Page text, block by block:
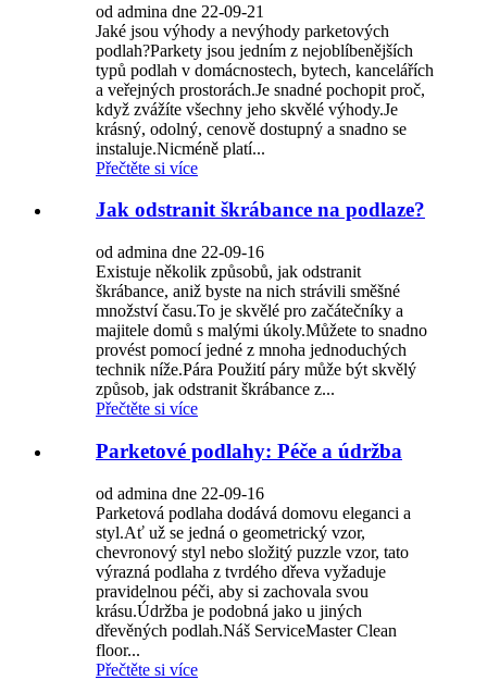
od admina dne 22-09-21
Jaké jsou výhody a nevýhody parketových
podlah?Parkety jsou jedním z nejoblíbenějších
typů podlah v domácnostech, bytech, kancelářích
a veřejných prostorách.Je snadné pochopit proč,
když zvážíte všechny jeho skvělé výhody.Je
krásný, odolný, cenově dostupný a snadno se
instaluje.Nicméně platí...
Přečtěte si více
Jak odstranit škrábance na podlaze?
od admina dne 22-09-16
Existuje několik způsobů, jak odstranit
škrábance, aniž byste na nich strávili směšné
množství času.To je skvělé pro začátečníky a
majitele domů s malými úkoly.Můžete to snadno
provést pomocí jedné z mnoha jednoduchých
technik níže.Pára Použití páry může být skvělý
způsob, jak odstranit škrábance z...
Přečtěte si více
Parketové podlahy: Péče a údržba
od admina dne 22-09-16
Parketová podlaha dodává domovu eleganci a
styl.Ať už se jedná o geometrický vzor, ​​
chevronový styl nebo složitý puzzle vzor, ​​tato
výrazná podlaha z tvrdého dřeva vyžaduje
pravidelnou péči, aby si zachovala svou
krásu.Údržba je podobná jako u jiných
dřevěných podlah.Náš ServiceMaster Clean
floor...
Přečtěte si více